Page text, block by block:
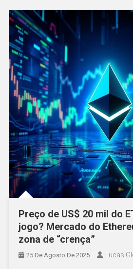
Preço de US$ 20 mil do
jogo? Mercado do
zona de “crença”
25 De Agosto De 2025 Lucas